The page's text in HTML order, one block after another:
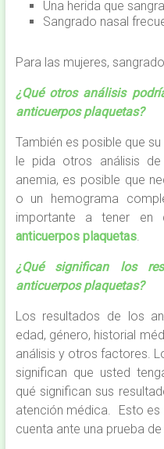
Una herida que
Sangrado nasal
Para las mujeres,
¿Qué otros análisis
anticuerpos plaquetas?
También es posible que
le pida otros análisis
anemia, es posible que
o un hemograma
importante a tener en
anticuerpos plaquetas.
¿Qué significan los
anticuerpos plaquetas?
Los resultados de los
edad, género, historial
análisis y otros factores.
significan que usted
qué significan sus
atención médica. Esto es
cuenta ante una prueba de